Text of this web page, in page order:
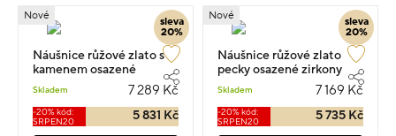
sleva
20%
Nové
Náušnice růžové zlato s
kamenem osazené
zirkony 0.60cm 1.55g
Skladem 7 289 Kč
-20% kód:
SRPEN20
5 831 Kč
sleva
20%
Nové
Náušnice růžové zlato
pecky osazené zirkony
Skladem 7 169 Kč
-20% kód:
SRPEN20
5 735 Kč